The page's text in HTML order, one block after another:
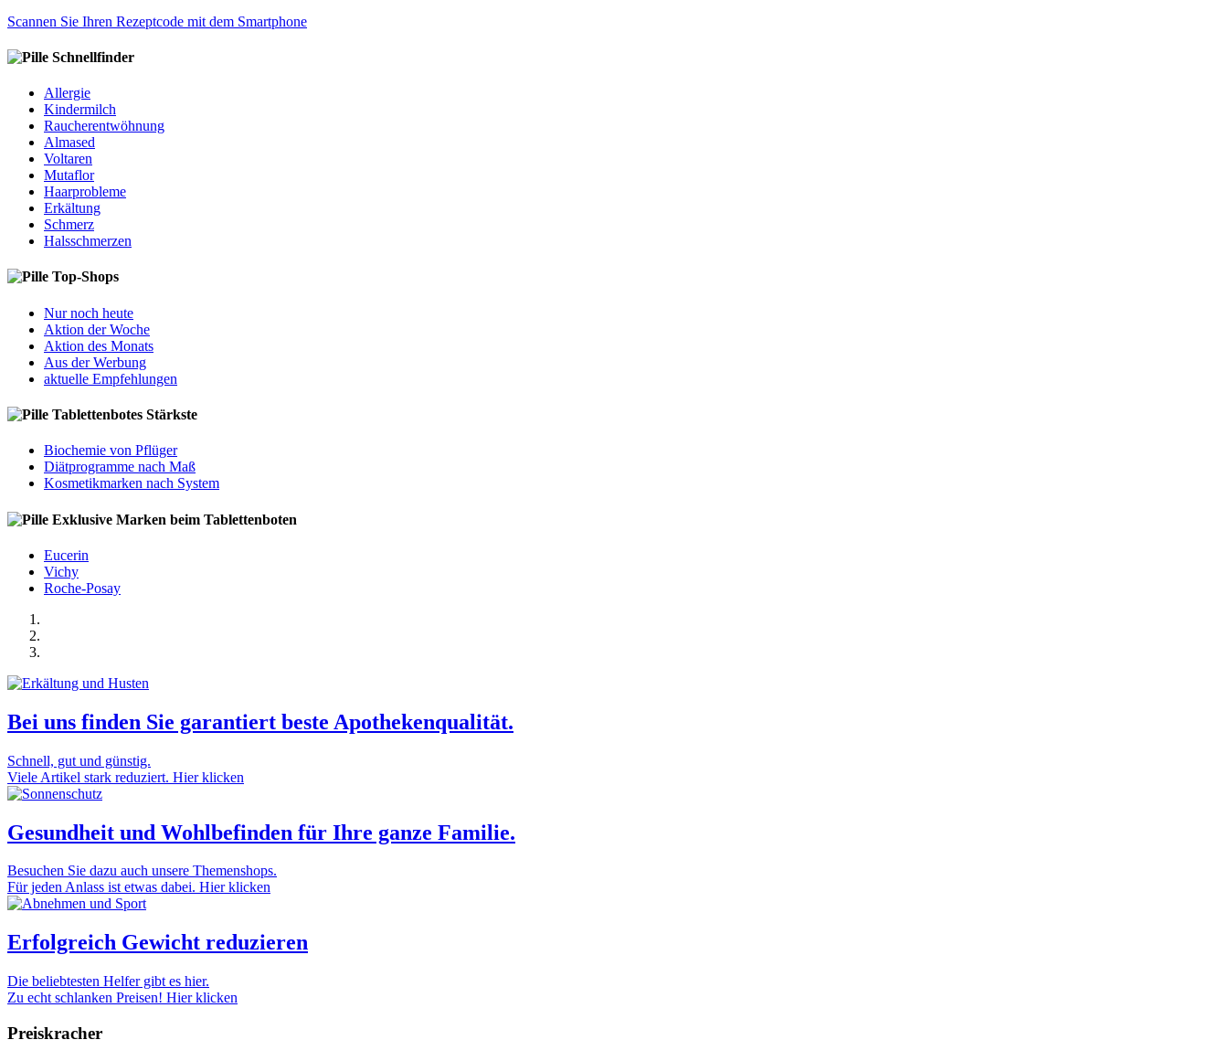
Scannen Sie Ihren Rezeptcode mit dem Smartphone
Schnellfinder
Allergie
Kindermilch
Raucherentwöhnung
Almased
Voltaren
Mutaflor
Haarprobleme
Erkältung
Schmerz
Halsschmerzen
Top-Shops
Nur noch heute
Aktion der Woche
Aktion des Monats
Aus der Werbung
aktuelle Empfehlungen
Tablettenbotes Stärkste
Biochemie von Pflüger
Diätprogramme nach Maß
Kosmetikmarken nach System
Exklusive Marken beim Tablettenboten
Eucerin
Vichy
Roche-Posay
Bei uns finden Sie garantiert beste Apothekenqualität.
Schnell, gut und günstig.
Viele Artikel stark reduziert. Hier klicken
Gesundheit und Wohlbefinden für Ihre ganze Familie.
Besuchen Sie dazu auch unsere Themenshops.
Für jeden Anlass ist etwas dabei. Hier klicken
Erfolgreich Gewicht reduzieren
Die beliebtesten Helfer gibt es hier.
Zu echt schlanken Preisen! Hier klicken
Preis­kracher